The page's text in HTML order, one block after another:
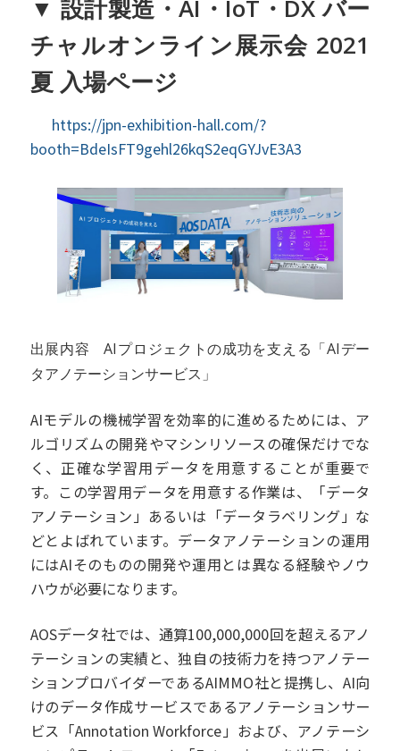
▼ 設計製造・AI・IoT・DX バー
チャルオンライン展示会 2021
夏 入場ページ
https://jpn-exhibition-hall.com/?
booth=BdeIsFT9gehl26kqS2eqGYJvE3A3
出展内容
AIプロジェクトの成功を支える「AIデー
タアノテーションサービス」
AIモデルの機械学習を効率的に進めるためには、ア
ルゴリズムの開発やマシンリソースの確保だけでな
く、正確な学習用データを用意することが重要で
す。この学習用データを用意する作業は、「データ
アノテーション」あるいは「データラベリング」な
どとよばれています。データアノテーションの運用
にはAIそのものの開発や運用とは異なる経験やノウ
ハウが必要になります。
AOSデータ社では、通算100,000,000回を超えるアノ
テーションの実績と、独自の技術力を持つアノテー
ションプロバイダーであるAIMMO社と提携し、AI向
けのデータ作成サービスであるアノテーションサー
ビス「Annotation Workforce」および、アノテーシ